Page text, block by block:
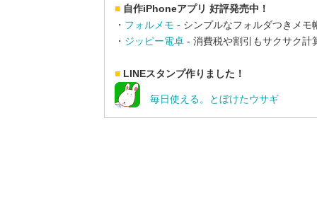
■ 自作iPhoneアプリ 好評発売中！
・ フォルメモ - シンプルなフォルダつきメモ
・ ジッピー電卓 - 消費税や割引もサクサク計
■ LINEスタンプ作りました！
毎日使える。とぼけたウサギ